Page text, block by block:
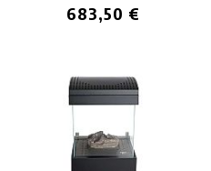
683,50 €